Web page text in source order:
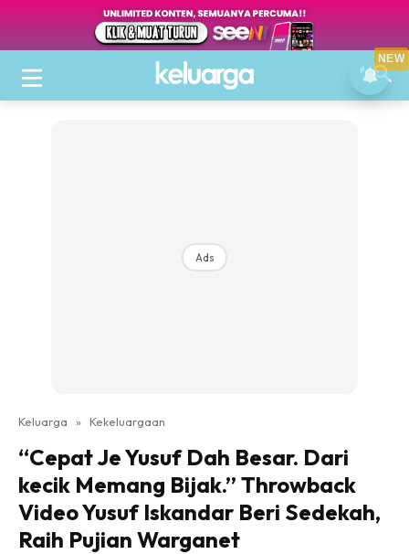
Ads
Keluarga » Kekeluargaan
“Cepat Je Yusuf Dah Besar. Dari
kecik Memang Bijak.” Throwback
Video Yusuf Iskandar Beri Sedekah,
Raih Pujian Warganet
NEW